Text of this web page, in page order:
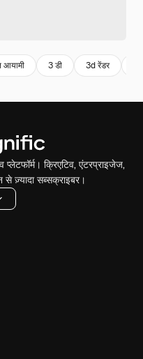
आयामी 3 डी 3d रेंडर
क्रिएटिव, एंटरप्राइजेज,
से ज़्यादा सब्सक्राइबर।